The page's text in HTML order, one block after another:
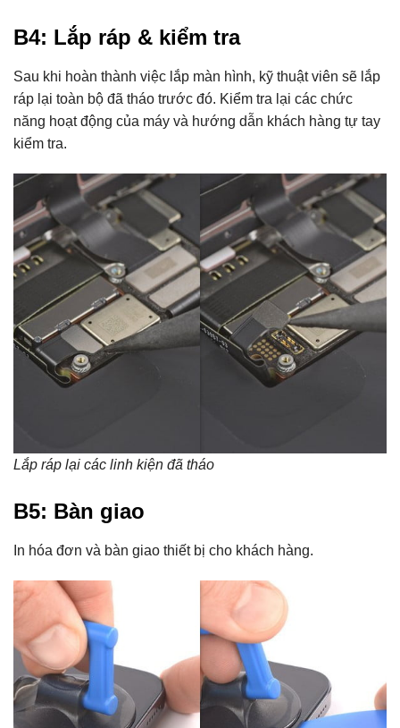
B4: Lắp ráp & kiểm tra
Sau khi hoàn thành việc lắp màn hình, kỹ thuật viên sẽ lắp
ráp lại toàn bộ đã tháo trước đó. Kiểm tra lại các chức
năng hoạt động của máy và hướng dẫn khách hàng tự tay
kiểm tra.
Lắp ráp lại các linh kiện đã tháo
B5: Bàn giao
In hóa đơn và bàn giao thiết bị cho khách hàng.